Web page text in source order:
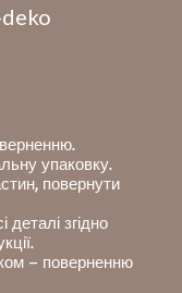
упаковку.
повернути
згідно
– поверненню